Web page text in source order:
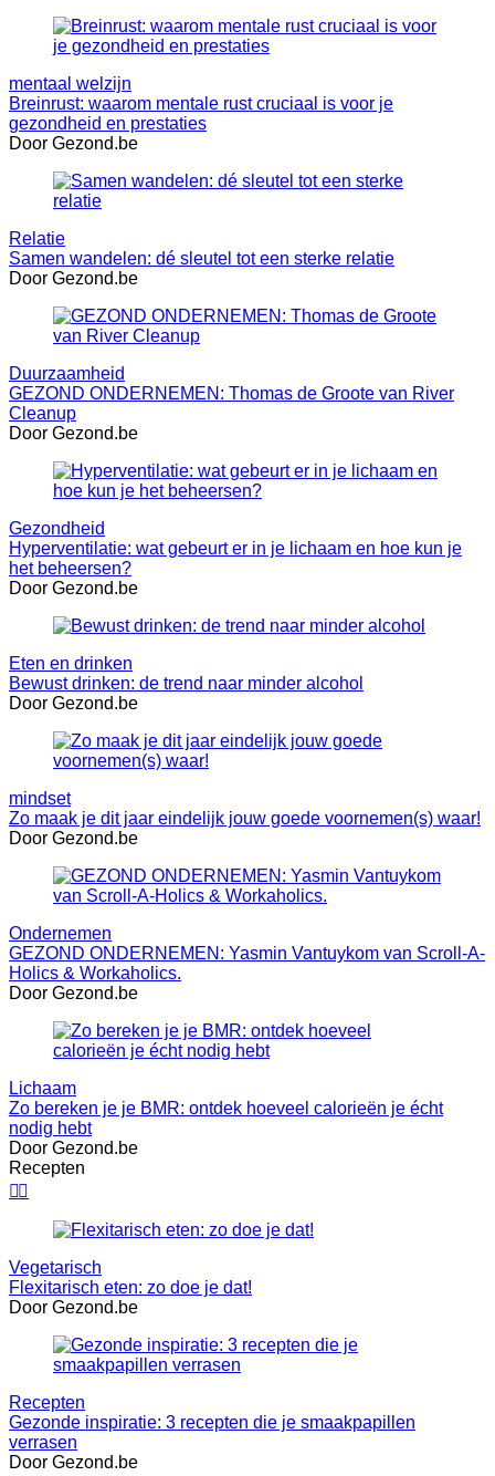
mentaal welzijn
Breinrust: waarom mentale rust cruciaal is voor je
gezondheid en prestaties
Door Gezond.be
Relatie
Samen wandelen: dé sleutel tot een sterke relatie
Door Gezond.be
Duurzaamheid
GEZOND ONDERNEMEN: Thomas de Groote van River
Cleanup
Door Gezond.be
Gezondheid
Hyperventilatie: wat gebeurt er in je lichaam en hoe kun je
het beheersen?
Door Gezond.be
Eten en drinken
Bewust drinken: de trend naar minder alcohol
Door Gezond.be
mindset
Zo maak je dit jaar eindelijk jouw goede voornemen(s) waar!
Door Gezond.be
Ondernemen
GEZOND ONDERNEMEN: Yasmin Vantuykom van Scroll-A-
Holics & Workaholics.
Door Gezond.be
Lichaam
Zo bereken je je BMR: ontdek hoeveel calorieën je écht
nodig hebt
Door Gezond.be
Recepten

Vegetarisch
Flexitarisch eten: zo doe je dat!
Door Gezond.be
Recepten
Gezonde inspiratie: 3 recepten die je smaakpapillen
verrasen
Door Gezond.be